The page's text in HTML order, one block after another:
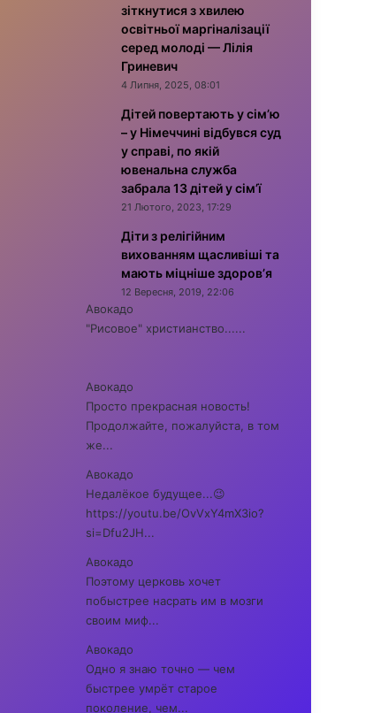
зіткнутися з хвилею
освітньої маргіналізації
серед молоді — Лілія
Гриневич
4 Липня, 2025, 08:01
Дітей повертають у сім’ю
– у Німеччині відбувся суд
у справі, по якій
ювенальна служба
забрала 13 дітей у сім’ї
21 Лютого, 2023, 17:29
Діти з релігійним
вихованням щасливіші та
мають міцніше здоров’я
12 Вересня, 2019, 22:06
Авокадо
"Рисовое" христианство......
Авокадо
Просто прекрасная новость!
Продолжайте, пожалуйста, в том
же...
Авокадо
Недалёкое будущее...😉
https://youtu.be/OvVxY4mX3io?
si=Dfu2JH...
Авокадо
Поэтому церковь хочет
побыстрее насрать им в мозги
своим миф...
Авокадо
Одно я знаю точно — чем
быстрее умрёт старое
поколение, чем...